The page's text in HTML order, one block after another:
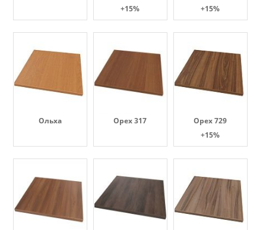
+15%
+15%
Ольха Орех 317
Орех 729
+15%